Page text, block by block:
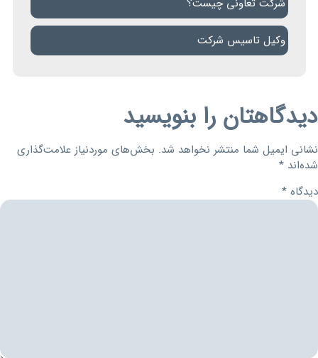
شرکت تعاونی چیست؟
وکیل تاسیس شرکت
دیدگاهتان را بنویسید
نشانی ایمیل شما منتشر نخواهد شد. بخش‌های موردنیاز علامت‌گذاری
شده‌اند *
دیدگاه *